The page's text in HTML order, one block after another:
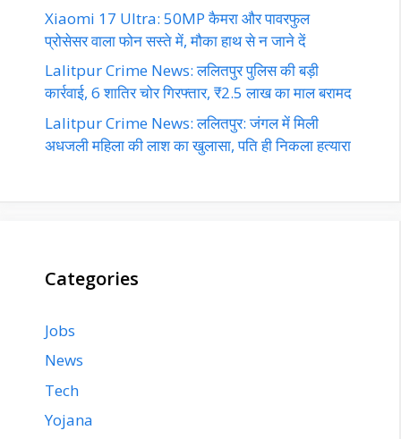
Xiaomi 17 Ultra: 50MP कैमरा और पावरफुल
प्रोसेसर वाला फोन सस्ते में, मौका हाथ से न जाने दें
Lalitpur Crime News: ललितपुर पुलिस की बड़ी
कार्रवाई, 6 शातिर चोर गिरफ्तार, ₹2.5 लाख का माल बरामद
Lalitpur Crime News: ललितपुर: जंगल में मिली
अधजली महिला की लाश का खुलासा, पति ही निकला हत्यारा
Categories
Jobs
News
Tech
Yojana